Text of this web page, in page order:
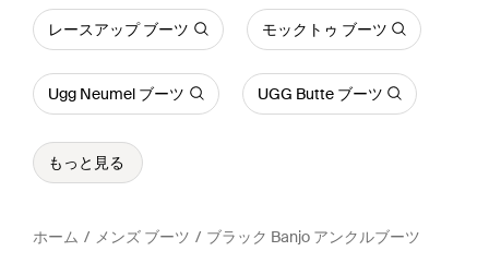
レースアップ ブーツ モックトゥ ブーツ
Ugg Neumel ブーツ UGG Butte ブーツ
もっと見る
ホーム メンズ ブーツ ブラック Banjo アンクルブーツ